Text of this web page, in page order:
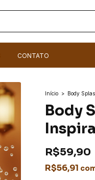
CONTATO
Início > Body
Body
R$59,90
R$56,91